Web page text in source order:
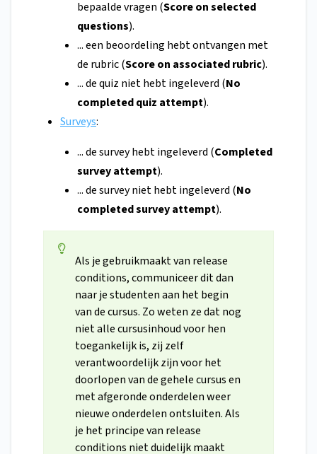
bepaalde vragen (Score on selected
questions).
... een beoordeling hebt ontvangen met
de rubric (Score on associated rubric).
... de quiz niet hebt ingeleverd (No
completed quiz attempt).
Surveys:
... de survey hebt ingeleverd (Completed
survey attempt).
... de survey niet hebt ingeleverd (No
completed survey attempt).
Als je gebruikmaakt van release
conditions, communiceer dit dan
naar je studenten aan het begin
van de cursus. Zo weten ze dat nog
niet alle cursusinhoud voor hen
toegankelijk is, zij zelf
verantwoordelijk zijn voor het
doorlopen van de gehele cursus en
met afgeronde onderdelen weer
nieuwe onderdelen ontsluiten. Als
je het principe van release
conditions niet duidelijk maakt